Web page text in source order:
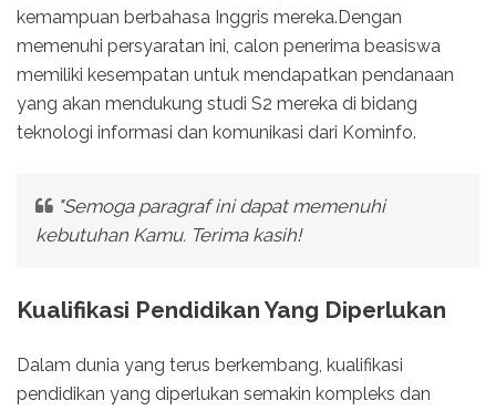
kemampuan berbahasa Inggris mereka.Dengan
memenuhi persyaratan ini, calon penerima beasiswa
memiliki kesempatan untuk mendapatkan pendanaan
yang akan mendukung studi S2 mereka di bidang
teknologi informasi dan komunikasi dari Kominfo.
"Semoga paragraf ini dapat memenuhi
kebutuhan Kamu. Terima kasih!
Kualifikasi Pendidikan Yang Diperlukan
Dalam dunia yang terus berkembang, kualifikasi
pendidikan yang diperlukan semakin kompleks dan